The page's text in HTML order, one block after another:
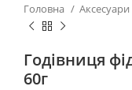
Головна Аксесуари
Годівниця
60г